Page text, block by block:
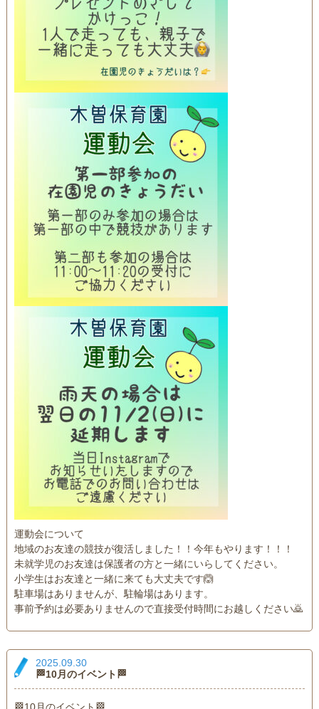
運動会について
地域のお友達の競技が復活しました！！今年もやります！！！
未就学児のお友達は保護者の方と一緒にいらしてください。
小学生はお友達と一緒に来ても大丈夫です🙆
駐車場はありませんが、駐輪場はあります。
事前予約は必要ありませんので直接受付時間にお越しください🙇
2025.09.30
🏁10月のイベント🏁
🏁10月のイベント🏁